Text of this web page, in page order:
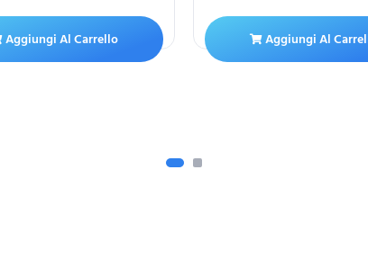
Aggiungi Al Carrello Aggiungi Al